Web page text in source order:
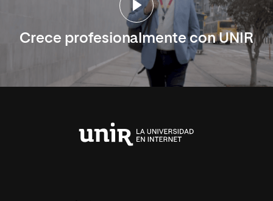
Crece profesionalmente con UNIR